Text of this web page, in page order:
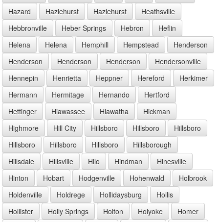
Hazard
Hazlehurst Hazlehurst
Heathsville
Hebbronville
Heber Springs Hebron
Heflin
Helena
Helena Hemphill Hempstead
Henderson
Henderson
Henderson Henderson
Hendersonville
Hennepin
Henrietta Heppner Hereford
Herkimer
Hermann
Hermitage Hernando
Hertford
Hettinger
Hiawassee Hiawatha
Hickman
Highmore
Hill City Hillsboro Hillsboro
Hillsboro
Hillsboro
Hillsboro Hillsboro
Hillsborough
Hillsdale
Hillsville Hilo Hindman
Hinesville
Hinton
Hobart Hodgenville Hohenwald
Holbrook
Holdenville
Holdrege Hollidaysburg
Hollis
Hollister
Holly Springs Holton Holyoke
Homer